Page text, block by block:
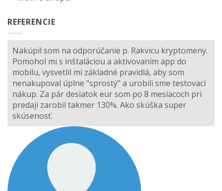
REFERENCIE
Nakúpil som na odporúčanie p. Rakvicu kryptomeny.
Pomohol mi s inštaláciou a aktivovaním app do
mobilu, vysvetlil mi základné pravidlá, aby som
nenakupoval úplne "sprostý" a urobili sme testovací
nákup. Za pár desiatok eur som po 8 mesiacoch pri
predaji zarobil takmer 130%. Ako skúška super
skúsenosť.